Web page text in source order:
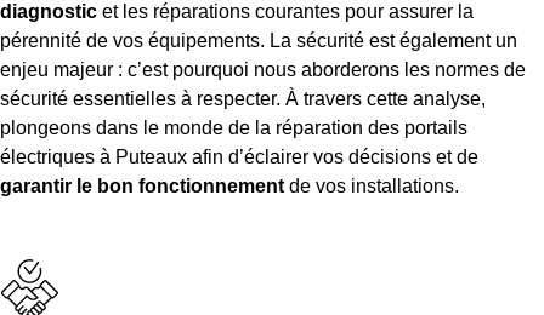
diagnostic et les réparations courantes pour assurer la
pérennité de vos équipements. La sécurité est également un
enjeu majeur : c’est pourquoi nous aborderons les normes de
sécurité essentielles à respecter. À travers cette analyse,
plongeons dans le monde de la réparation des portails
électriques à Puteaux afin d’éclairer vos décisions et de
garantir le bon fonctionnement de vos installations.